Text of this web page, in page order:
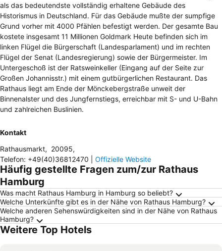
als das bedeutendste vollständig erhaltene Gebäude des
Historismus in Deutschland. Für das Gebäude mußte der sumpfige
Grund vorher mit 4000 Pfählen befestigt werden. Der gesamte Bau
kostete insgesamt 11 Millionen Goldmark Heute befinden sich im
linken Flügel die Bürgerschaft (Landesparlament) und im rechten
Flügel der Senat (Landesregierung) sowie der Bürgermeister. Im
Untergeschoß ist der Ratsweinkeller (Eingang auf der Seite zur
Großen Johannisstr.) mit einem gutbürgerlichen Restaurant. Das
Rathaus liegt am Ende der Mönckebergstraße unweit der
Binnenalster und des Jungfernstiegs, erreichbar mit S- und U-Bahn
und zahlreichen Buslinien.
Kontakt
Rathausmarkt, 20095,
Telefon: +49(40)36812470 Offizielle Website
Häufig gestellte Fragen zum/zur Rathaus
Hamburg
Was macht Rathaus Hamburg in Hamburg so beliebt?
Welche Unterkünfte gibt es in der Nähe von Rathaus Hamburg?
Welche anderen Sehenswürdigkeiten sind in der Nähe von Rathaus
Hamburg?
Weitere Top Hotels